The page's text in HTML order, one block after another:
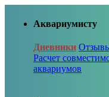
Аквариумисту
Дневники
Расчет
аквариумов